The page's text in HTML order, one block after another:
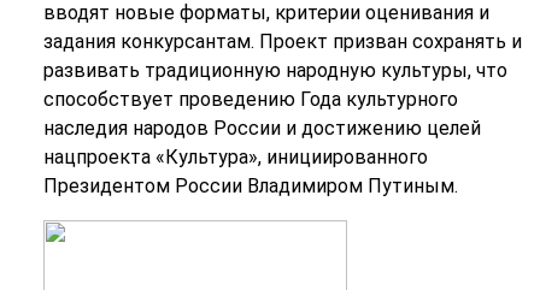
вводят новые форматы, критерии оценивания и
задания конкурсантам. Проект призван сохранять и
развивать традиционную народную культуры, что
способствует проведению Года культурного
наследия народов России и достижению целей
нацпроекта «Культура», инициированного
Президентом России Владимиром Путиным.